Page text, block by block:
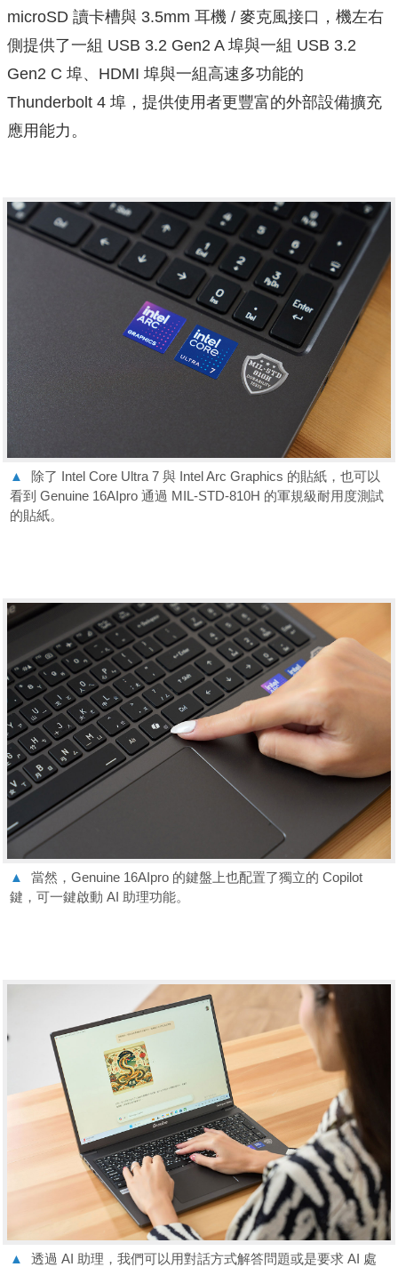
microSD 讀卡槽與 3.5mm 耳機 / 麥克風接口，機左右
側提供了一組 USB 3.2 Gen2 A 埠與一組 USB 3.2
Gen2 C 埠、HDMI 埠與一組高速多功能的
Thunderbolt 4 埠，提供使用者更豐富的外部設備擴充
應用能力。
▲
除了 Intel Core Ultra 7 與 Intel Arc Graphics 的貼紙，也可以
看到 Genuine 16AIpro 通過 MIL-STD-810H 的軍規級耐用度測試
的貼紙。
▲
當然，Genuine 16AIpro 的鍵盤上也配置了獨立的 Copilot
鍵，可一鍵啟動 AI 助理功能。
▲
透過 AI 助理，我們可以用對話方式解答問題或是要求 AI 處